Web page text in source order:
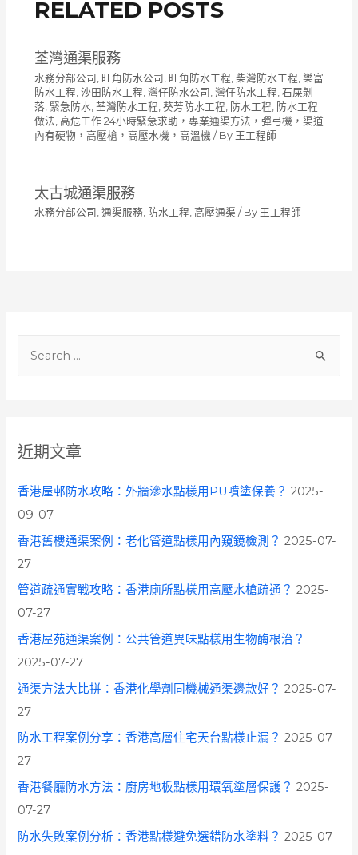
h
f
o
近期文章
香港屋邨防水攻略：外牆滲水點樣用PU噴塗保養？ 2025-
09-07
香港舊樓通渠案例：老化管道點樣用內窺鏡檢測？ 2025-07-
27
管道疏通實戰攻略：香港廁所點樣用高壓水槍疏通？ 2025-
07-27
香港屋苑通渠案例：公共管道異味點樣用生物酶根治？
2025-07-27
通渠方法大比拼：香港化學劑同機械通渠邊款好？ 2025-07-
27
防水工程案例分享：香港高層住宅天台點樣止漏？ 2025-07-
27
香港餐廳防水方法：廚房地板點樣用環氧塗層保護？ 2025-
07-27
防水失敗案例分析：香港點樣避免選錯防水塗料？ 2025-07-
RELATED POSTS
荃灣通渠服務
水務分部公司 旺角防水公司 旺角防水工程 柴灣防水工程 樂富
防水工程 沙田防水工程 灣仔防水公司 灣仔防水工程 石屎剝
落, 緊急防水 荃灣防水工程 葵芳防水工程 防水工程 防水工程
做法 高危工作 24小時緊急求助，專業通渠方法，彈弓機，渠道
內有硬物，高壓槍，高壓水機，高溫機 / By 王工程師
太古城通渠服務
水務分部公司 , 通渠服務, 防水工程, 高壓通渠 / By 王工程師